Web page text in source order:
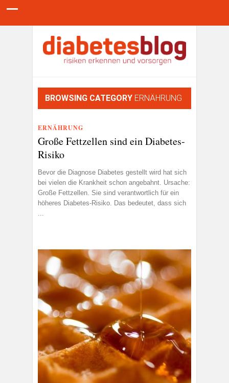
BROWSING CATEGORY ERNÄHRUNG
ERNÄHRUNG
Große Fettzellen sind ein Diabetes-
Risiko
Bevor die Diagnose Diabetes gestellt wird hat sich
bei vielen die Krankheit schon angebahnt. Ursache:
Große Fettzellen. Sie sind verantwortlich für ein
höheres Diabetes-Risiko. Das bedeutet, dass sich